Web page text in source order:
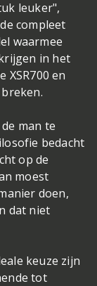
leuker",
compleet
waarmee
in het
en
man te
bedacht
op de
moest
doen,
dat niet
keuze zijn
tot